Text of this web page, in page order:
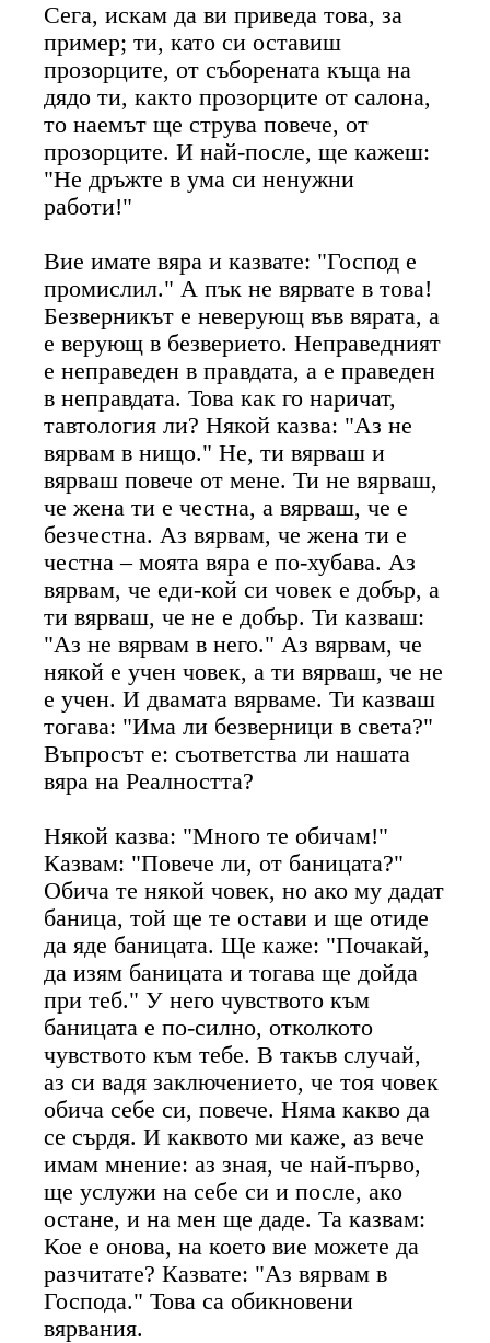
Сега, искам да ви приведа това, за
пример; ти, като си оставиш
прозорците, от съборената къща на
дядо ти, както прозорците от салона,
то наемът ще струва повече, от
прозорците. И най-после, ще кажеш:
"Не дръжте в ума си ненужни
работи!"
Вие имате вяра и казвате: "Господ е
промислил." А пък не вярвате в това!
Безверникът е неверующ във вярата, а
е верующ в безверието. Неправедният
е неправеден в правдата, а е праведен
в неправдата. Това как го наричат,
тавтология ли? Някой казва: "Аз не
вярвам в нищо." Не, ти вярваш и
вярваш повече от мене. Ти не вярваш,
че жена ти е честна, а вярваш, че е
безчестна. Аз вярвам, че жена ти е
честна – моята вяра е по-хубава. Аз
вярвам, че еди-кой си човек е добър, а
ти вярваш, че не е добър. Ти казваш:
"Аз не вярвам в него." Аз вярвам, че
някой е учен човек, а ти вярваш, че не
е учен. И двамата вярваме. Ти казваш
тогава: "Има ли безверници в света?"
Въпросът е: съответства ли нашата
вяра на Реалността?
Някой казва: "Много те обичам!"
Казвам: "Повече ли, от баницата?"
Обича те някой човек, но ако му дадат
баница, той ще те остави и ще отиде
да яде баницата. Ще каже: "Почакай,
да изям баницата и тогава ще дойда
при теб." У него чувството към
баницата е по-силно, отколкото
чувството към тебе. В такъв случай,
аз си вадя заключението, че тоя човек
обича себе си, повече. Няма какво да
се сърдя. И каквото ми каже, аз вече
имам мнение: аз зная, че най-първо,
ще услужи на себе си и после, ако
остане, и на мен ще даде. Та казвам:
Кое е онова, на което вие можете да
разчитате? Казвате: "Аз вярвам в
Господа." Това са обикновени
вярвания.